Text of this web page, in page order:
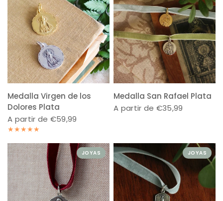
Medalla Virgen de los
Dolores Plata
A partir de €59,99
Medalla San Rafael Plata
A partir de €35,99
JOYAS JOYAS